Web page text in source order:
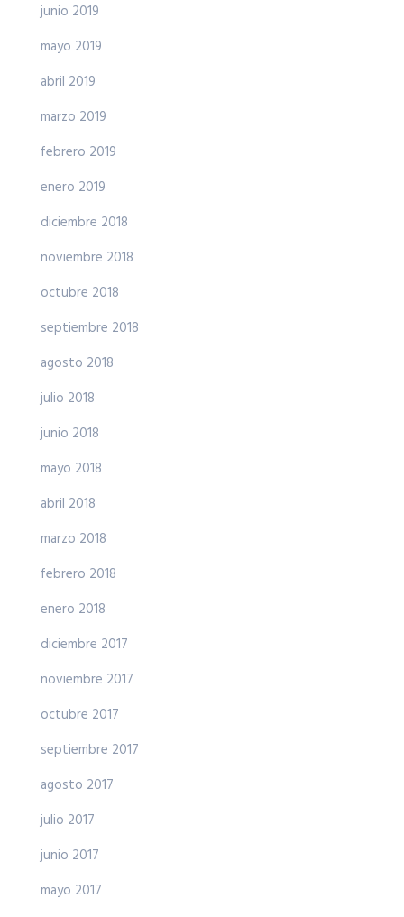
junio 2019
mayo 2019
abril 2019
marzo 2019
febrero 2019
enero 2019
diciembre 2018
noviembre 2018
octubre 2018
septiembre 2018
agosto 2018
julio 2018
junio 2018
mayo 2018
abril 2018
marzo 2018
febrero 2018
enero 2018
diciembre 2017
noviembre 2017
octubre 2017
septiembre 2017
agosto 2017
julio 2017
junio 2017
mayo 2017